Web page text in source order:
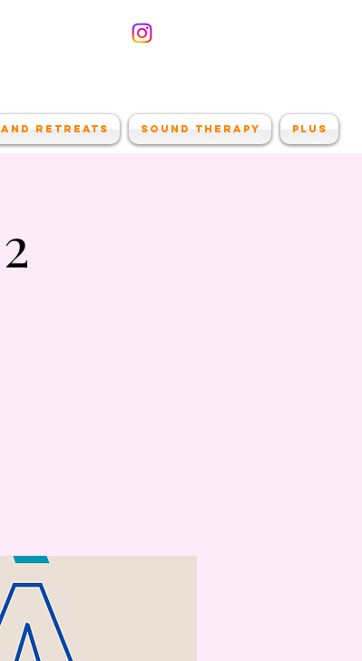
retreats Sound therapy Plus